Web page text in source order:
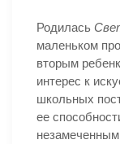
Родилась
маленьком
вторым
интерес к
школьных
ее